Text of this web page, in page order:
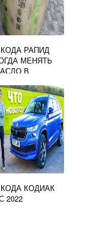
РАПИД
МЕНЯТЬ
В
КОДИАК
2022